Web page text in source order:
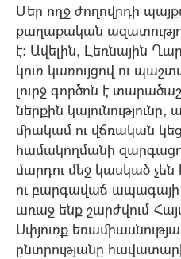
Մեր ողջ ժողովրդի
քաղաքական
է: Ավելին, Լեռնային
կուռ կառույցով ու
լուրջ գործոն է
ներքին
միակամ ու վճռական
համակողմանի
մարդու մեջ կասկած
ու բարգավաճ ապագայի
առաջ ենք շարժվում
Սփյուռք
ընտրությանը